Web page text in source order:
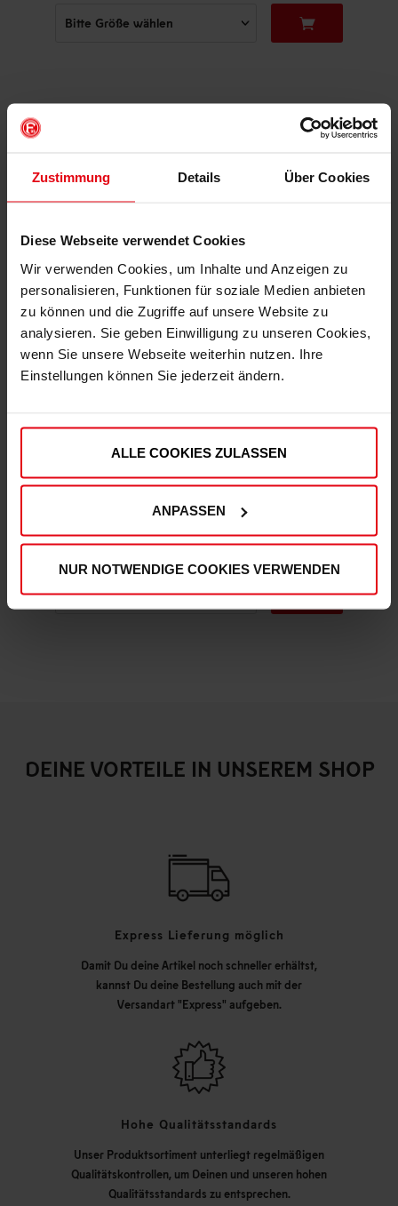
Zustimmung Details Über Cookies
Diese Webseite verwendet Cookies
Wir verwenden Cookies, um Inhalte und Anzeigen zu
personalisieren, Funktionen für soziale Medien anbieten
zu können und die Zugriffe auf unsere Website zu
analysieren. Sie geben Einwilligung zu unseren Cookies,
wenn Sie unsere Webseite weiterhin nutzen. Ihre
Einstellungen können Sie jederzeit ändern.
ALLE COOKIES ZULASSEN
ANPASSEN
NUR NOTWENDIGE COOKIES VERWENDEN
GEFALLEN
Fortuna x adidas T-Shirt "Originals" Off-White
Mitgliederpreis: € 53,96
DEINE VORTEILE IN UNSEREM SHOP
Express Lieferung möglich
Damit Du deine Artikel noch schneller erhältst,
kannst Du deine Bestellung auch mit der
Versandart "Express" aufgeben.
Hohe Qualitätsstandards
Unser Produktsortiment unterliegt regelmäßigen
Qualitätskontrollen, um Deinen und unseren hohen
Qualitätsstandards zu entsprechen.